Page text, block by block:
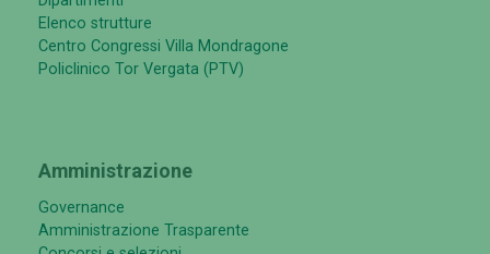
Elenco strutture
Centro Congressi Villa Mondragone
Policlinico Tor Vergata (PTV)
Amministrazione
Governance
Amministrazione Trasparente